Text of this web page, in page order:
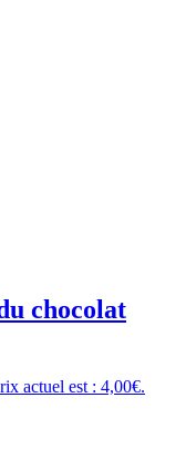
chocolat
actuel est : 4,00€.